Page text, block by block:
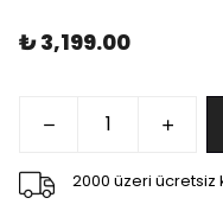
₺ 3,199.00
2000 üzeri ücretsiz